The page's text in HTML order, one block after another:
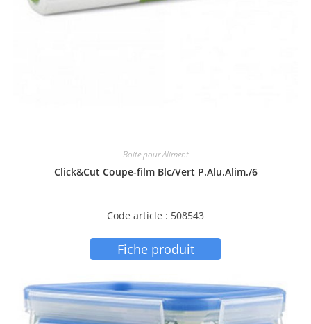
Boite pour Aliment
Click&Cut Coupe-film Blc/Vert P.Alu.Alim./6
Code article : 508543
Fiche produit